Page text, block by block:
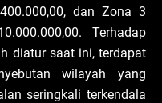
dan Zona 3
Terhadap
diatur saat ini, terdapat
wilayah yang
seringkali terkendala